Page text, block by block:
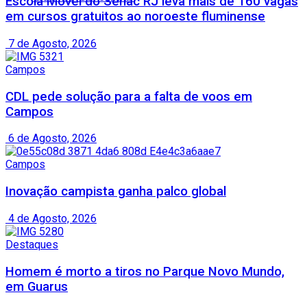
em cursos gratuitos ao noroeste fluminense
7 de Agosto, 2026
Campos
CDL pede solução para a falta de voos em
Campos
6 de Agosto, 2026
Campos
Inovação campista ganha palco global
4 de Agosto, 2026
Destaques
Homem é morto a tiros no Parque Novo Mundo,
em Guarus